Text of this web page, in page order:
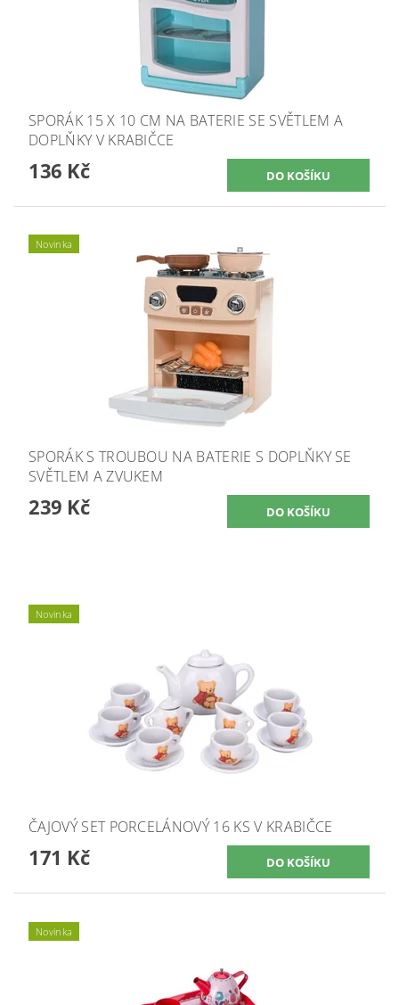
SPORÁK 15 X 10 CM NA BATERIE SE SVĚTLEM A
DOPLŇKY V KRABIČCE
136 Kč
Novinka
SPORÁK S TROUBOU NA BATERIE S DOPLŇKY SE
SVĚTLEM A ZVUKEM
239 Kč
Novinka
ČAJOVÝ SET PORCELÁNOVÝ 16 KS V KRABIČCE
171 Kč
Novinka